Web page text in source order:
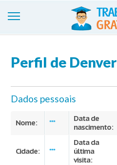
Cadastre-se
Entre
Perfil de Denver
Dados pessoais
Nome: ***
Data de
nascimento:
Cidade: ***
Data da
última
visita: